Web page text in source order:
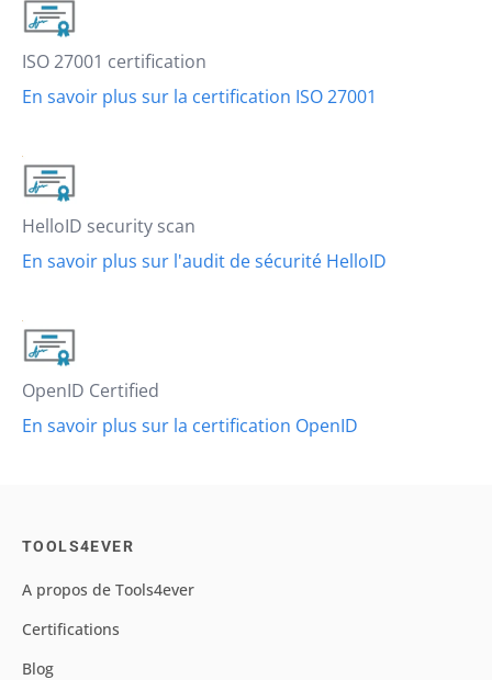
ISO 27001 certification
En savoir plus sur la certification ISO 27001
HelloID security scan
En savoir plus sur l'audit de sécurité HelloID
OpenID Certified
En savoir plus sur la certification OpenID
TOOLS4EVER
A propos de Tools4ever
Certifications
Blog